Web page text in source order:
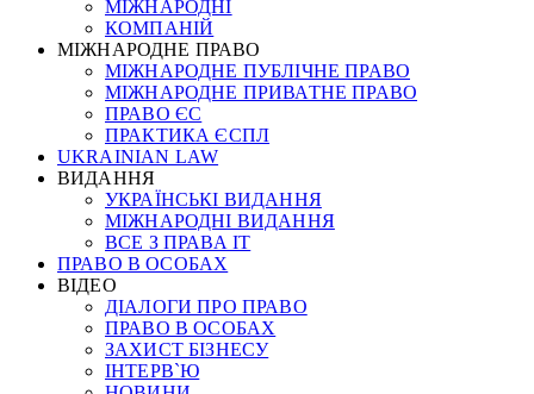
МІЖНАРОДНІ
КОМПАНІЙ
МІЖНАРОДНЕ ПРАВО
МІЖНАРОДНЕ ПУБЛІЧНЕ ПРАВО
МІЖНАРОДНЕ ПРИВАТНЕ ПРАВО
ПРАВО ЄС
ПРАКТИКА ЄСПЛ
UKRAINIAN LAW
ВИДАННЯ
УКРАЇНСЬКІ ВИДАННЯ
МІЖНАРОДНІ ВИДАННЯ
ВСЕ З ПРАВА ІТ
ПРАВО В ОСОБАХ
ВІДЕО
ДІАЛОГИ ПРО ПРАВО
ПРАВО В ОСОБАХ
ЗАХИСТ БІЗНЕСУ
ІНТЕРВ`Ю